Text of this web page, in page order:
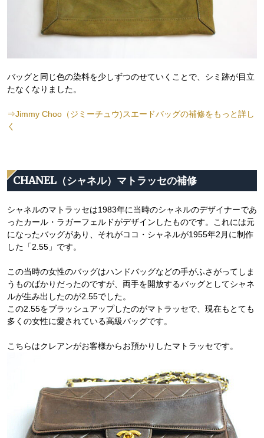
バッグと同じ色の染料を少しずつのせていくことで、シミ跡が目立
たなくなりました。
⇒Jimmy Choo（ジミーチュウ)スエードバッグの補修をもっと詳し
く
CHANEL（シャネル）マトラッセの補修
シャネルのマトラッセは1983年に当時のシャネルのデザイナーであ
ったカール・ラガーフェルドがデザインしたものです。これには元
になったバッグがあり、それがココ・シャネルが1955年2月に制作
した「2.55」です。
この当時の女性のバッグはハンドバッグなどの手がふさがってしま
うものばかりだったのですが、両手を開放するバッグとしてシャネ
ルが生み出したのが2.55でした。
この2.55をブラッシュアップしたのがマトラッセで、現在もとても
多くの女性に愛されている高級バッグです。
こちらはクレアンがお客様からお預かりしたマトラッセです。